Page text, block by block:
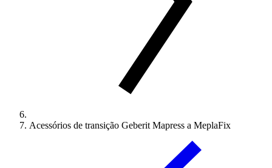
Acessórios de transição Geberit Mapress a MeplaFix